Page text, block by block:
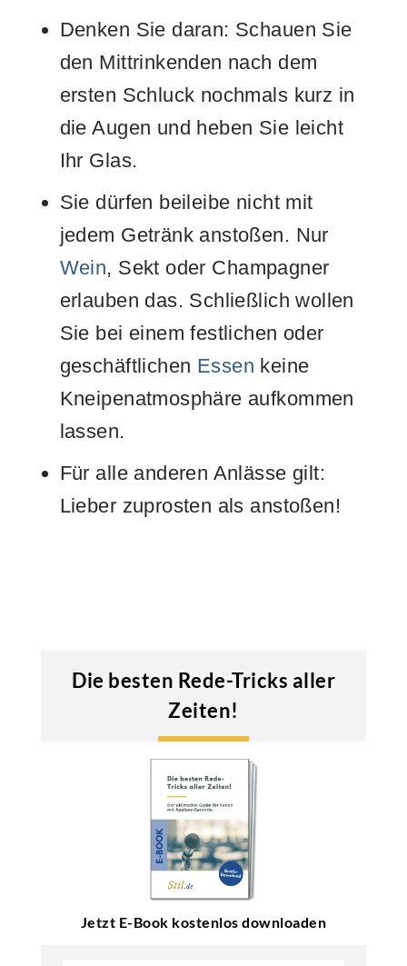
Denken Sie daran: Schauen Sie
den Mittrinkenden nach dem
ersten Schluck nochmals kurz in
die Augen und heben Sie leicht
Ihr Glas.
Sie dürfen beileibe nicht mit
jedem Getränk anstoßen. Nur
Wein, Sekt oder Champagner
erlauben das. Schließlich wollen
Sie bei einem festlichen oder
geschäftlichen Essen keine
Kneipenatmosphäre aufkommen
lassen.
Für alle anderen Anlässe gilt:
Lieber zuprosten als anstoßen!